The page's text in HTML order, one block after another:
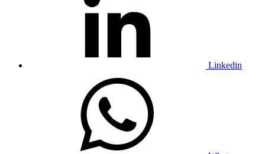
Linkedin